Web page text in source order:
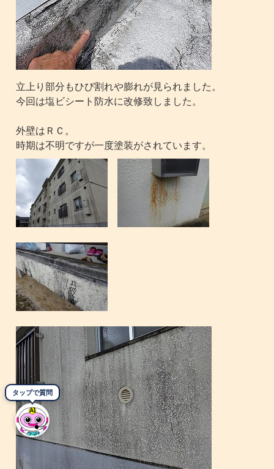
タップで質問
立上り部分もひび割れや膨れが見られました。
今回は塩ビシート防水に改修致しました。
外壁はＲＣ。
時期は不明ですが一度塗装がされています。